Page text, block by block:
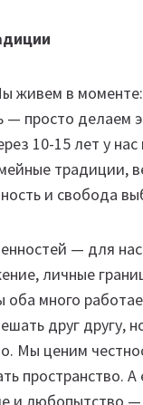
живем в
— просто делаем
10-15 лет у нас
традиции,
и свобода
— для
личные
много
друг другу,
Мы ценим
пространство.